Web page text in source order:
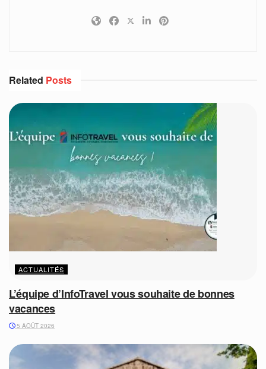
Related Posts
ACTUALITÉS
L’équipe d’InfoTravel vous souhaite de bonnes
vacances
5 AOÛT 2026